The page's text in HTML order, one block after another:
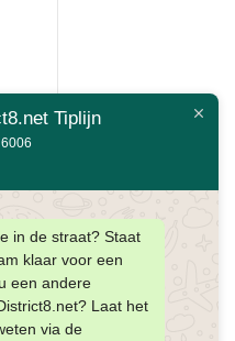
Tiplijn
in de straat? Staat
klaar voor een
een andere
Laat het
via de